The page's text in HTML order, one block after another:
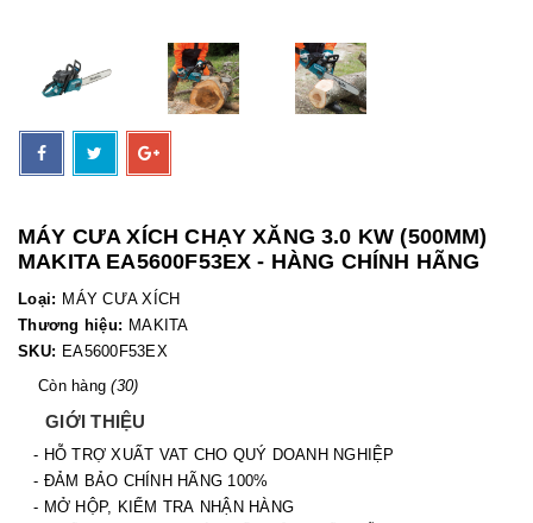
MÁY CƯA XÍCH CHẠY XĂNG 3.0 KW (500MM)
MAKITA EA5600F53EX - HÀNG CHÍNH HÃNG
Loại: MÁY CƯA XÍCH
Thương hiệu: MAKITA
SKU: EA5600F53EX
Còn hàng(30)
GIỚI THIỆU
- HỖ TRỢ XUẤT VAT CHO QUÝ DOANH NGHIỆP
- ĐẢM BẢO CHÍNH HÃNG 100%
- MỞ HỘP, KIỂM TRA NHẬN HÀNG